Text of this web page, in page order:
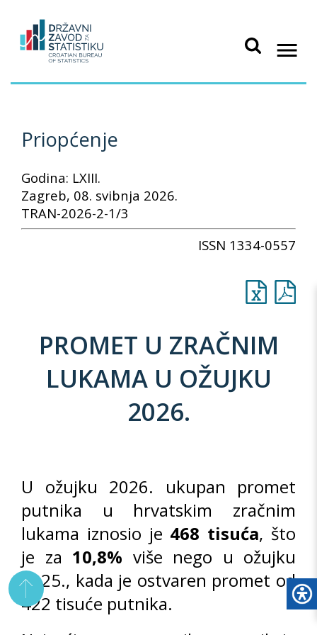
Priopćenje
Godina: LXIII.
Zagreb, 08. svibnja 2026.
TRAN-2026-2-1/3
ISSN 1334-0557
PROMET U ZRAČNIM
LUKAMA U OŽUJKU
2026.
U ožujku 2026. ukupan promet
putnika u hrvatskim zračnim
lukama iznosio je 468 tisuća, što
je za 10,8% više nego u ožujku
2025., kada je ostvaren promet od
422 tisuće putnika.